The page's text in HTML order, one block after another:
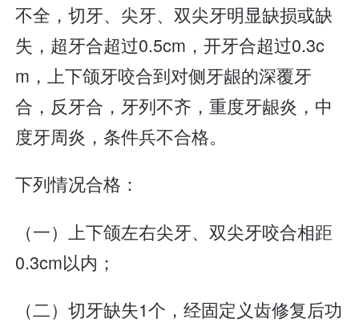
不全，切牙、尖牙、双尖牙明显缺损或缺
失，超牙合超过0.5cm，开牙合超过0.3c
m，上下颌牙咬合到对侧牙龈的深覆牙
合，反牙合，牙列不齐，重度牙龈炎，中
度牙周炎，条件兵不合格。
下列情况合格：
（一）上下颌左右尖牙、双尖牙咬合相距
0.3cm以内；
（二）切牙缺失1个，经固定义齿修复后功